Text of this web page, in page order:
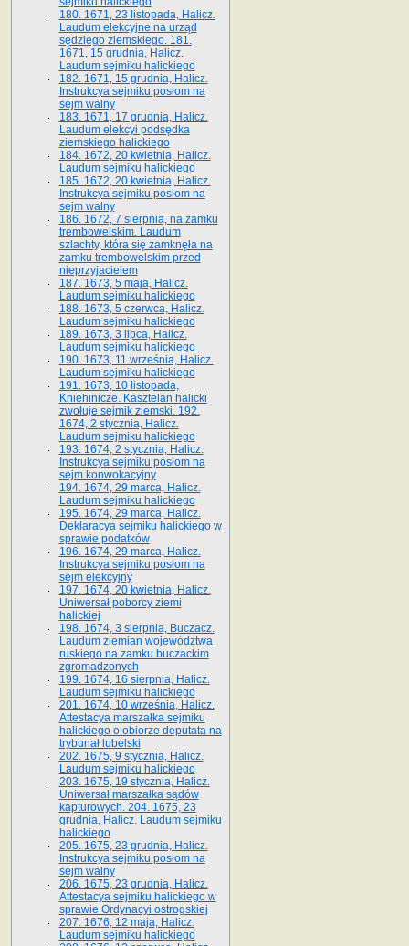
180. 1671, 23 listopada, Halicz.
Laudum elekcyjne na urząd
sędziego ziemskiego. 181.
1671, 15 grudnia, Halicz.
Laudum sejmiku halickiego
182. 1671, 15 grudnia, Halicz.
Instrukcya sejmiku posłom na
sejm walny
183. 1671, 17 grudnia, Halicz.
Laudum elekcyi podsędka
ziemskiego halickiego
184. 1672, 20 kwietnia, Halicz.
Laudum sejmiku halickiego
185. 1672, 20 kwietnia, Halicz.
Instrukcya sejmiku posłom na
sejm walny
186. 1672, 7 sierpnia, na zamku
trembowelskim. Laudum
szlachty, która się zamknęła na
zamku trembowelskim przed
nieprzyjacielem
187. 1673, 5 maja, Halicz.
Laudum sejmiku halickiego
188. 1673, 5 czerwca, Halicz.
Laudum sejmiku halickiego
189. 1673, 3 lipca, Halicz.
Laudum sejmiku halickiego
190. 1673, 11 września, Halicz.
Laudum sejmiku halickiego
191. 1673, 10 listopada,
Kniehinicze. Kasztelan halicki
zwołuje sejmik ziemski. 192.
1674, 2 stycznia, Halicz.
Laudum sejmiku halickiego
193. 1674, 2 stycznia, Halicz.
Instrukcya sejmiku posłom na
sejm konwokacyjny
194. 1674, 29 marca, Halicz.
Laudum sejmiku halickiego
195. 1674, 29 marca, Halicz.
Deklaracya sejmiku halickiego w
sprawie podatków
196. 1674, 29 marca, Halicz.
Instrukcya sejmiku posłom na
sejm elekcyjny
197. 1674, 20 kwietnia, Halicz.
Uniwersał poborcy ziemi
halickiej
198. 1674, 3 sierpnia, Buczacz.
Laudum ziemian województwa
ruskiego na zamku buczackim
zgromadzonych
199. 1674, 16 sierpnia, Halicz.
Laudum sejmiku halickiego
201. 1674, 10 września, Halicz.
Attestacya marszałka sejmiku
halickiego o obiorze deputata na
trybunał lubelski
202. 1675, 9 stycznia, Halicz.
Laudum sejmiku halickiego
203. 1675, 19 stycznia, Halicz.
Uniwersał marszałka sądów
kapturowych. 204. 1675, 23
grudnia, Halicz. Laudum sejmiku
halickiego
205. 1675, 23 grudnia, Halicz.
Instrukcya sejmiku posłom na
sejm walny
206. 1675, 23 grudnia, Halicz.
Attestacya sejmiku halickiego w
sprawie Ordynacyi ostrogskiej
207. 1676, 12 maja, Halicz.
Laudum sejmiku halickiego